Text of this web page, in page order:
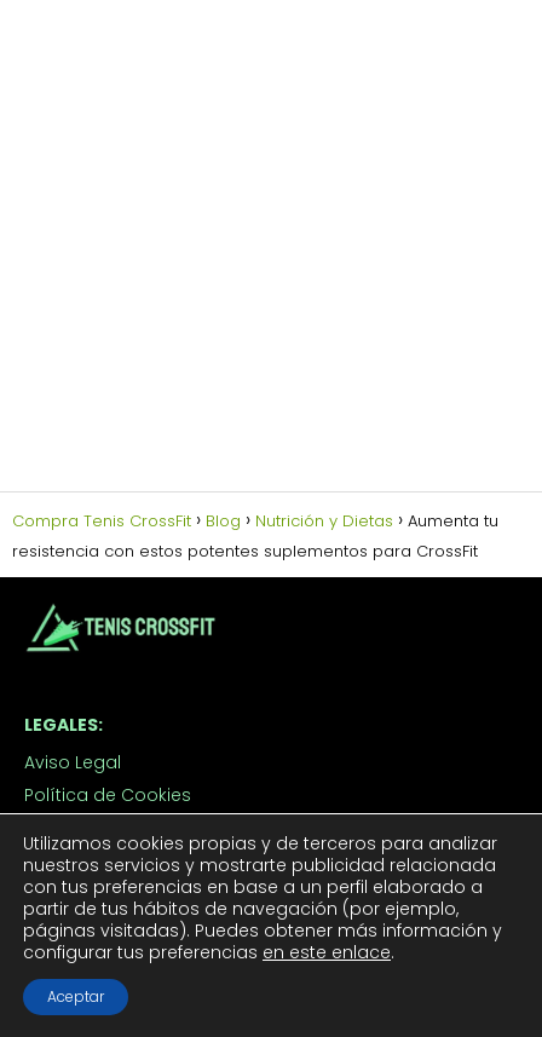
Compra Tenis CrossFit Blog Nutrición y Dietas
Aumenta tu
resistencia con estos potentes suplementos para CrossFit
LEGALES:
Aviso Legal
Política de Cookies
Contacto
TUS TENIS CROSSFIT:
Tenis CrossFit Hombre
Tenis CrossFit Mujer
Utilizamos cookies propias y de terceros para analizar
nuestros servicios y mostrarte publicidad relacionada
con tus preferencias en base a un perfil elaborado a
partir de tus hábitos de navegación (por ejemplo,
páginas visitadas). Puedes obtener más información y
configurar tus preferencias en este enlace.
Aceptar